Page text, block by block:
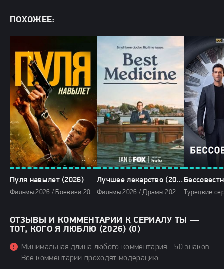
ПОХОЖЕЕ:
Пуля навылет (2026)
Фильмы 2026 / Боевики 2026 / Криминальные фильмы 2026 / Триллеры 2026 / Зарубежные фильмы 2026 / Фильмы января 2026 / Последние фильмы 2026 / Новинки кино 2026 / Популярные фильмы / Смотреть фильмы онлайн
Лучшее лекарство (2026)
Фильмы 2026 / Драмы 2026 / Комедии 2026 / Сериалы 2026 / Сериалы января 2026 / Новинки сериалов 2026 / Смотреть фильмы онлайн
ОТЗЫВЫ И КОММЕНТАРИИ К СЕРИАЛУ ТЫ —
ТОТ, КОГО Я ЛЮБЛЮ (2026) (0)
Минимальная длина любого комментария - 50 знаков.
Все комментарии проходят модерацию